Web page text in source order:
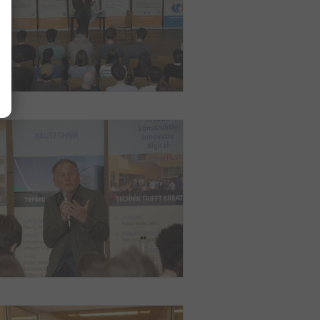
Host
1 Jahr(e) htl-imst.at
Dauer
Session
Dauer
Host